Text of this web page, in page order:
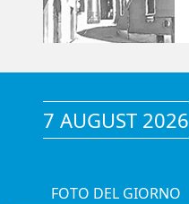
7 AUGUST 2026
FOTO DEL GIORNO